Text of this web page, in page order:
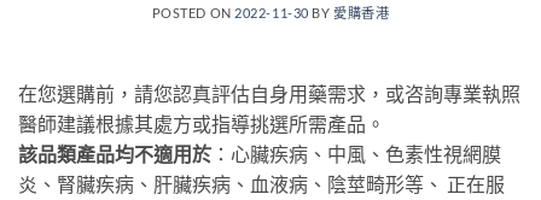
POSTED ON 2022-11-30 BY愛購香港
在您選購前，請您認真評估自身用藥需求，或咨詢專業執照
醫師建議根據其處方或指導挑選所需產品。
該品類產品均不適用於 ：心臟疾病、中風、色素性視網膜
炎、腎臟疾病、肝臟疾病、血液病、陰莖畸形等、 正在服